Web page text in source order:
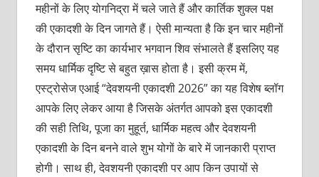
महीनों के लिए योगनिद्रा में चले जाते हैं और कार्तिक शुक्ल पक्ष
की एकादशी के दिन जागते हैं। ऐसी मान्यता है कि इन चार महीनों
के दौरान सृष्टि का कार्यभार भगवान शिव संभालते हैं इसलिए यह
समय धार्मिक दृष्टि से बहुत ख़ास होता है। इसी क्रम में,
एस्ट्रोसेज एआई “देवशयनी एकादशी 2026” का यह विशेष ब्लॉग
आपके लिए लेकर आया है जिसके अंतर्गत आपको इस एकादशी
की सही तिथि, पूजा का मुहूर्त, धार्मिक महत्व और देवशयनी
एकादशी के दिन बनने वाले शुभ योगों के बारे में जानकारी प्राप्त
होगी। साथ ही, देवशयनी एकादशी पर आप किन उपायों से